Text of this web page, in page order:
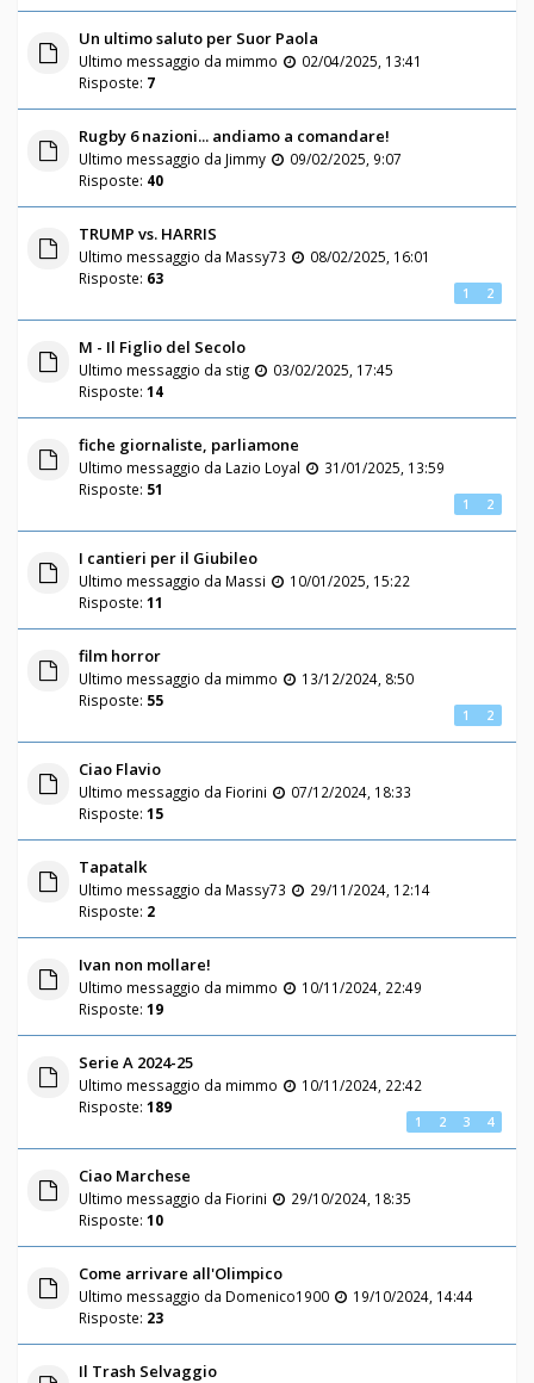
Un ultimo saluto per Suor Paola
Ultimo messaggio da mimmo
02/04/2025, 13:41
Risposte: 7
Rugby 6 nazioni... andiamo a comandare!
Ultimo messaggio da Jimmy
09/02/2025, 9:07
Risposte: 40
TRUMP vs. HARRIS
Ultimo messaggio da Massy73
08/02/2025, 16:01
Risposte: 63
1 2
M - Il Figlio del Secolo
Ultimo messaggio da stig
03/02/2025, 17:45
Risposte: 14
fiche giornaliste, parliamone
Ultimo messaggio da Lazio Loyal
31/01/2025, 13:59
Risposte: 51
1 2
I cantieri per il Giubileo
Ultimo messaggio da Massi
10/01/2025, 15:22
Risposte: 11
film horror
Ultimo messaggio da mimmo
13/12/2024, 8:50
Risposte: 55
1 2
Ciao Flavio
Ultimo messaggio da Fiorini
07/12/2024, 18:33
Risposte: 15
Tapatalk
Ultimo messaggio da Massy73
29/11/2024, 12:14
Risposte: 2
Ivan non mollare!
Ultimo messaggio da mimmo
10/11/2024, 22:49
Risposte: 19
Serie A 2024-25
Ultimo messaggio da mimmo
10/11/2024, 22:42
Risposte: 189
1 2 3 4
Ciao Marchese
Ultimo messaggio da Fiorini
29/10/2024, 18:35
Risposte: 10
Come arrivare all'Olimpico
Ultimo messaggio da Domenico1900
19/10/2024, 14:44
Risposte: 23
Il Trash Selvaggio